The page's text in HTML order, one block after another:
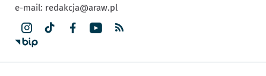
e-mail: redakcja@araw.pl